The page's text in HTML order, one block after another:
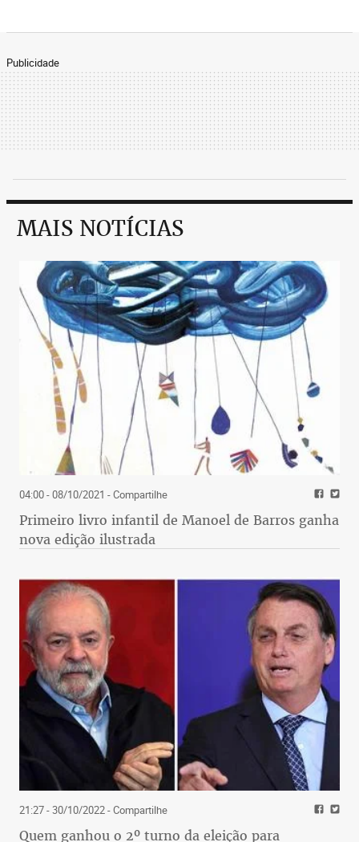
Publicidade
MAIS NOTÍCIAS
04:00 - 08/10/2021 - Compartilhe
Primeiro livro infantil de Manoel de Barros ganha
nova edição ilustrada
21:27 - 30/10/2022- Compartilhe
Quem ganhou o 2º turno da eleição para